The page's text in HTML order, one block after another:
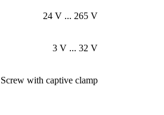
24 V ... 265 V
3 V ... 32 V
Screw with captive clamp